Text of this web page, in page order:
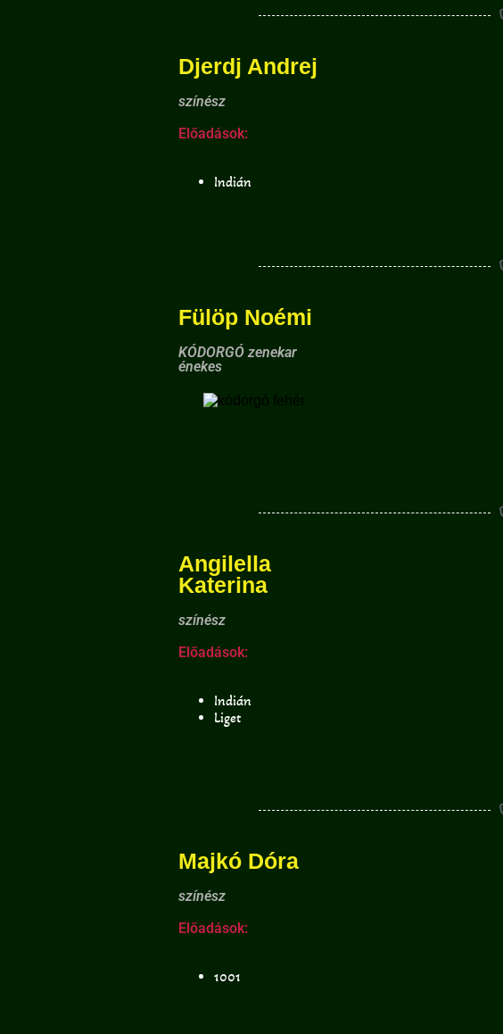
Djerdj Andrej
színész
Előadások:
Indián
Fülöp Noémi
KÓDORGÓ zenekar
énekes
Angilella
Katerina
színész
Előadások:
Indián
Liget
Majkó Dóra
színész
Előadások:
1001